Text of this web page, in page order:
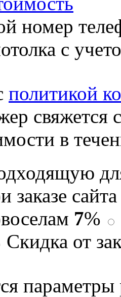
номер
с
политикой
свяжется
в
заказе
7%
Скидка от
параметры